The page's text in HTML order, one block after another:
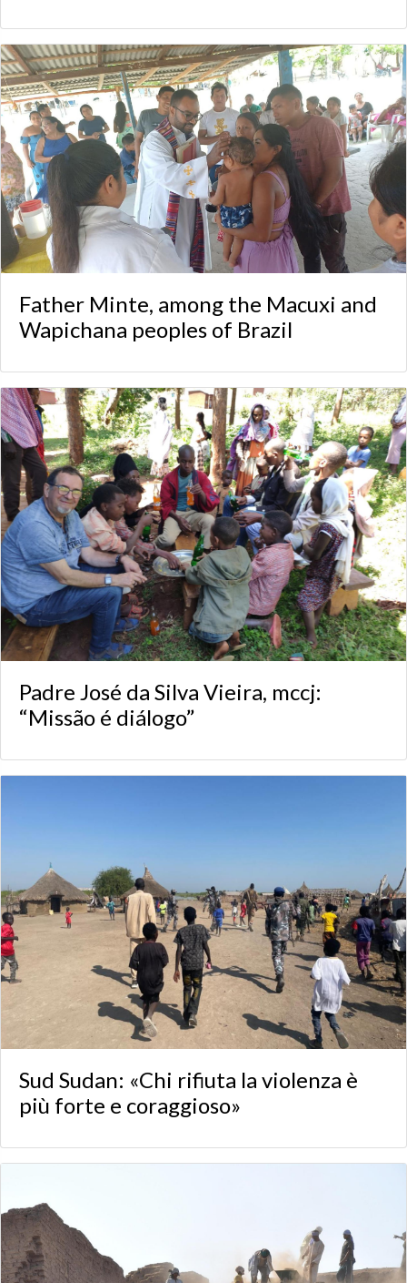
Father Minte, among the Macuxi and
Wapichana peoples of Brazil
Padre José da Silva Vieira, mccj:
“Missão é diálogo”
Sud Sudan: «Chi rifiuta la violenza è
più forte e coraggioso»